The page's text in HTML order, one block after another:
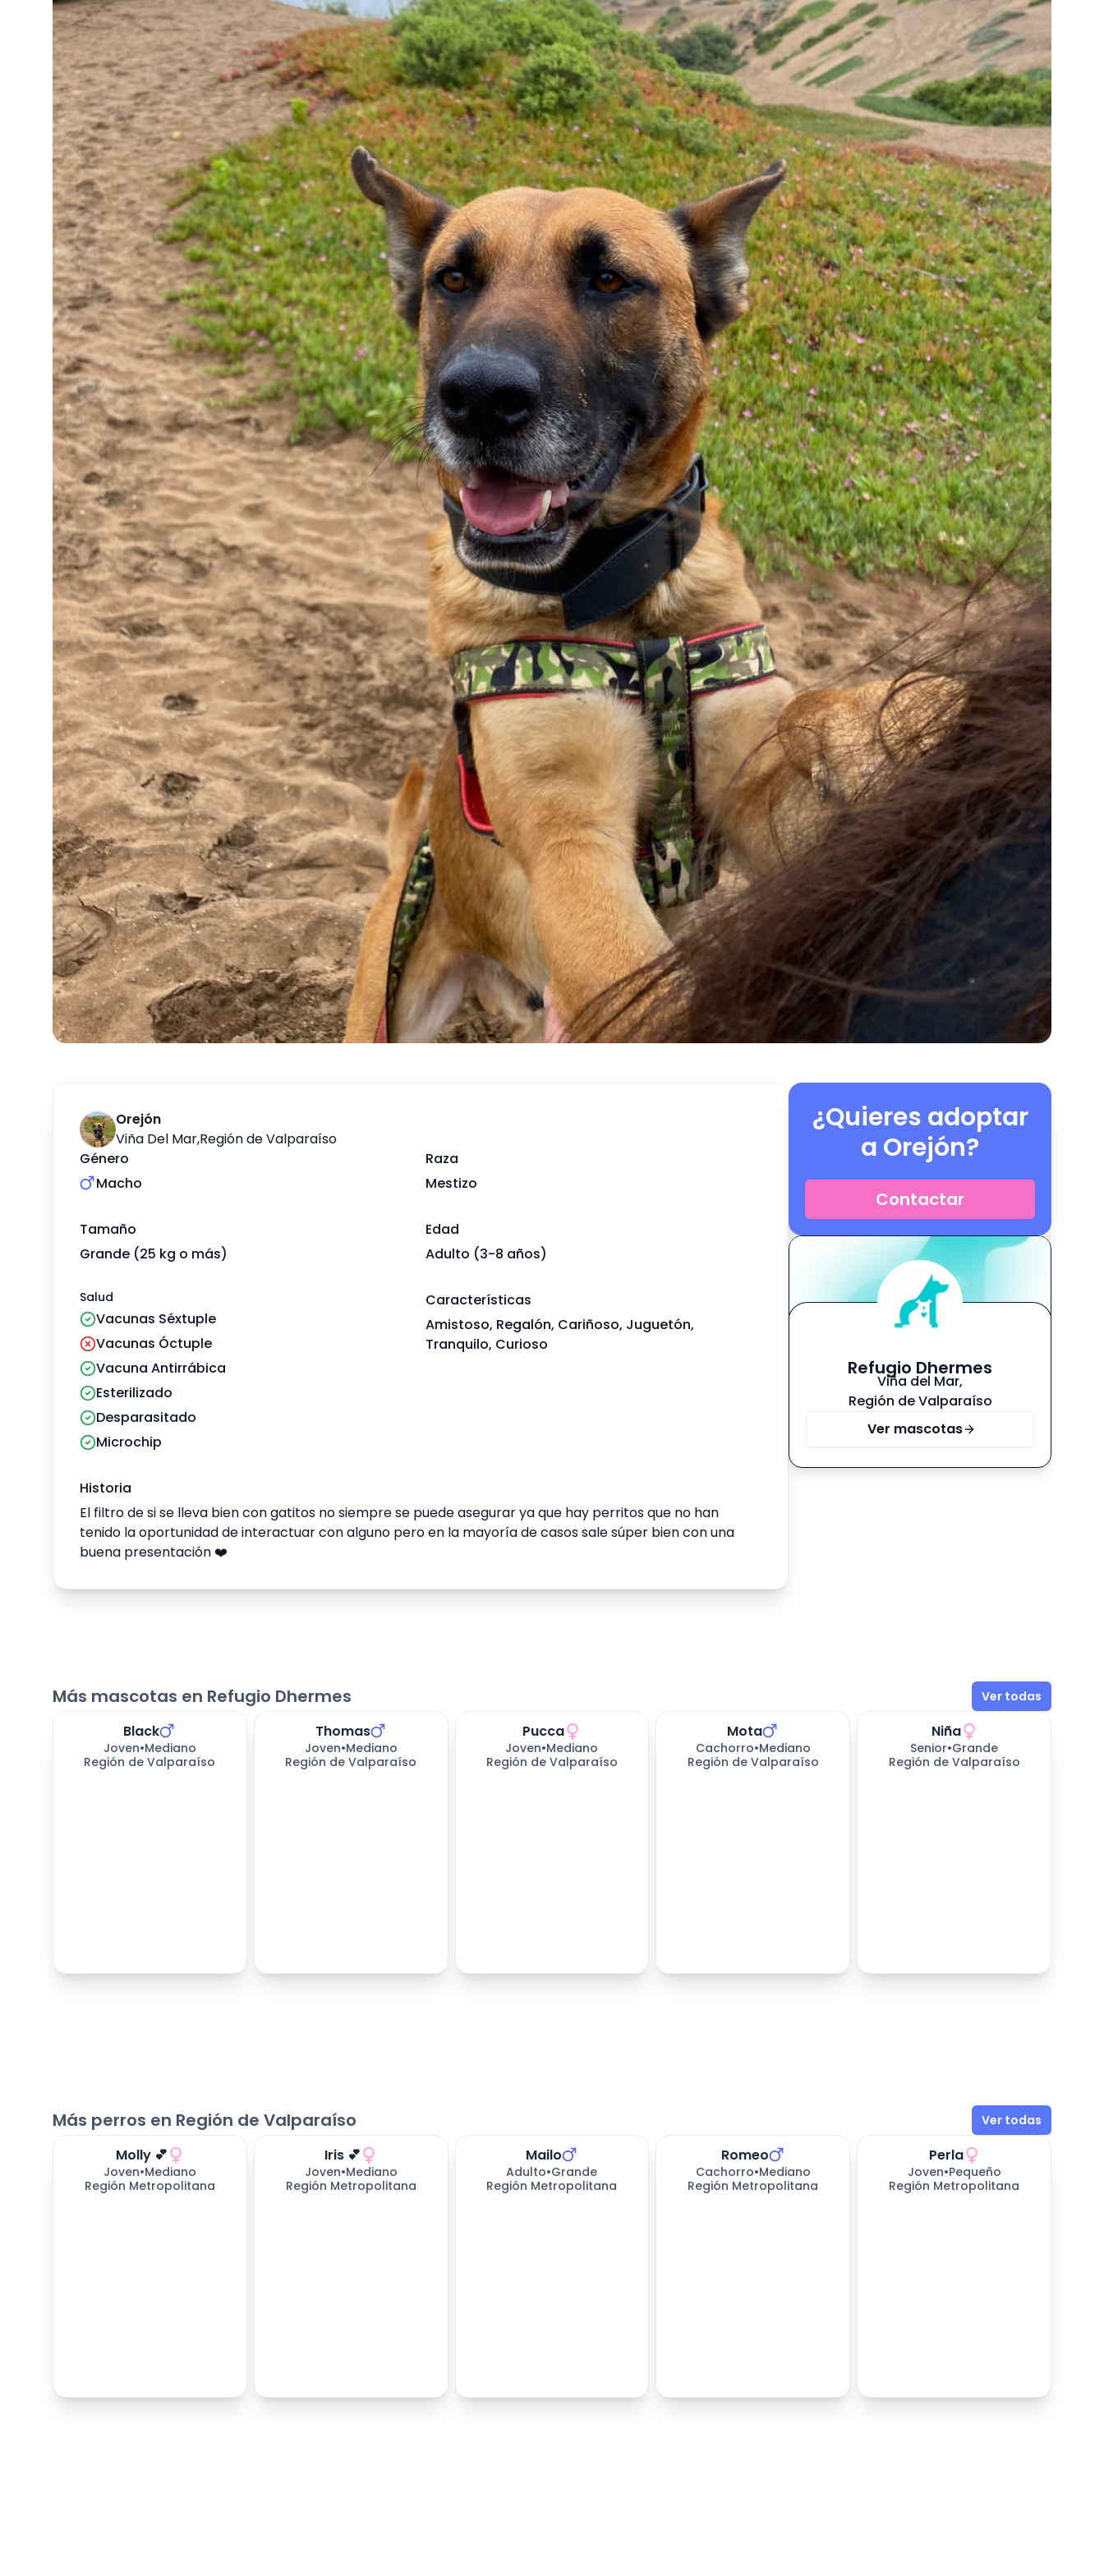
Orejón
Viña Del Mar,Región de Valparaíso
Género
Macho
Raza
Mestizo
Tamaño
Grande (25 kg o más)
Edad
Adulto (3-8 años)
Salud
Vacunas Séxtuple
Vacunas Óctuple
Vacuna Antirrábica
Esterilizado
Desparasitado
Microchip
Características
Amistoso, Regalón, Cariñoso, Juguetón,
Tranquilo, Curioso
Historia
El filtro de si se lleva bien con gatitos no siempre se puede asegurar ya que hay perritos que no han
tenido la oportunidad de interactuar con alguno pero en la mayoría de casos sale súper bien con una
buena presentación ❤️
¿Quieres adoptar
a Orejón?
Contactar
Refugio Dhermes
Viña del Mar,
Región de Valparaíso
Ver mascotas
Más mascotas en Refugio Dhermes Ver todas
días esperando
Black
Joven•Mediano
Región de Valparaíso
días esperando
Thomas
Joven•Mediano
Región de Valparaíso
días esperando
Pucca
Joven•Mediano
Región de Valparaíso
días esperando
Mota
Cachorro•Mediano
Región de Valparaíso
días esperando
Niña
Senior•Grande
Región de Valparaíso
Más perros en Región de Valparaíso Ver todas
Molly 💕
Joven•Mediano
Región Metropolitana
Iris 💕
Joven•Mediano
Región Metropolitana
Mailo
Adulto•Grande
Región Metropolitana
Romeo
Cachorro•Mediano
Región Metropolitana
Perla
Joven•Pequeño
Región Metropolitana